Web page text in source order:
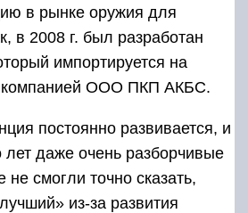
в рынке оружия для
в 2008 г. был разработан
импортируется на
ООО ПКП АКБС.
постоянно развивается, и
лет даже очень разборчивые
не смогли точно сказать,
из-за развития